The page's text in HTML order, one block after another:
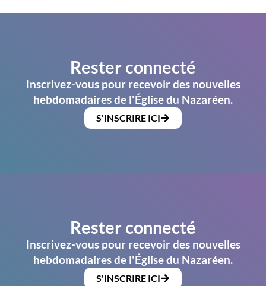
Rester connecté
Inscrivez-vous pour recevoir des nouvelles
hebdomadaires de l'Église du Nazaréen.
S'INSCRIRE ICI
Rester connecté
Inscrivez-vous pour recevoir des nouvelles
hebdomadaires de l'Église du Nazaréen.
S'INSCRIRE ICI